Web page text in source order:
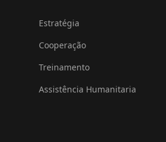
Estratégia
Cooperação
Treinamento
Assistência Humanitaria